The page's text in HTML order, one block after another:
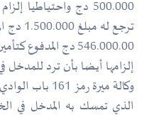
500.000 دج واحتياطيا
ترجع
إلزامها أيضا بأن ترد
الذي تمسك به المدخل في